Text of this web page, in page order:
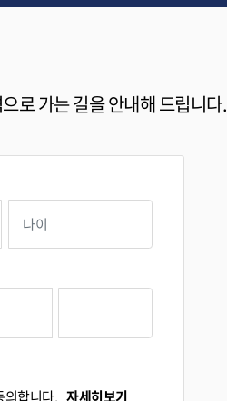
로 가는 길을 안내해 드립니다.
의합니다. 자세히보기